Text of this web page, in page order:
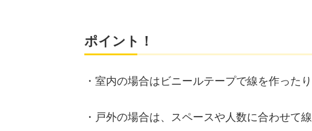
ポイント！
・室内の場合はビニールテープで線を作った
・戸外の場合は、スペースや人数に合わせて